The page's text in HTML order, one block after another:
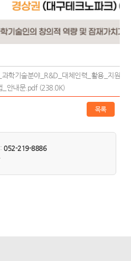
학기술분야_R&D_대체인력_활용_지원
_안내문.pdf (238.0K)
목록
:052-219-8886